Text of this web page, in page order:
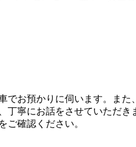
でお預かりに伺います。また
丁寧にお話をさせていただき
ご確認ください。